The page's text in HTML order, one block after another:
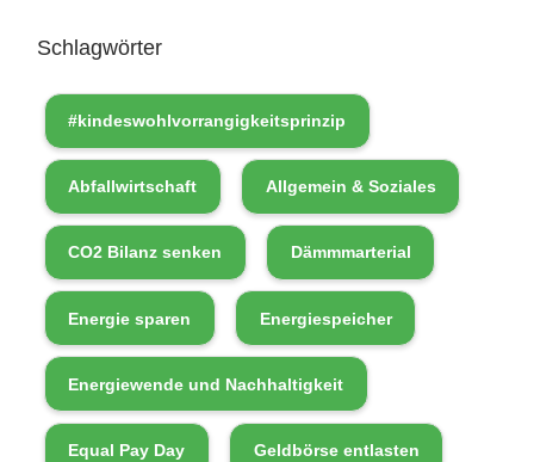
Schlagwörter
#kindeswohlvorrangigkeitsprinzip
Abfallwirtschaft Allgemein & Soziales
CO2 Bilanz senken Dämmmarterial
Energie sparen Energiespeicher
Energiewende und Nachhaltigkeit
Equal Pay Day Geldbörse entlasten